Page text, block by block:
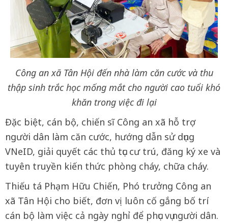
Công an xã Tân Hội đến nhà làm căn cước và thu
thập sinh trắc học mống mắt cho người cao tuổi khó
khăn trong việc đi lại
Đặc biệt, cán bộ, chiến sĩ Công an xã hỗ trợ
người dân làm căn cước, hướng dẫn sử dụng
VNeID, giải quyết các thủ tục cư trú, đăng ký xe và
tuyên truyền kiến thức phòng cháy, chữa cháy.
Thiếu tá Phạm Hữu Chiến, Phó trưởng Công an
xã Tân Hội cho biết, đơn vị luôn cố gắng bố trí
cán bộ làm việc cả ngày nghỉ để phục vụ người dân.